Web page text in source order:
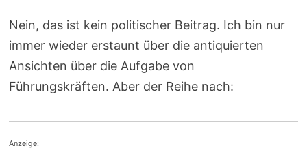
Nein, das ist kein politischer Beitrag. Ich bin nur
immer wieder erstaunt über die antiquierten
Ansichten über die Aufgabe von
Führungskräften. Aber der Reihe nach:
Anzeige: